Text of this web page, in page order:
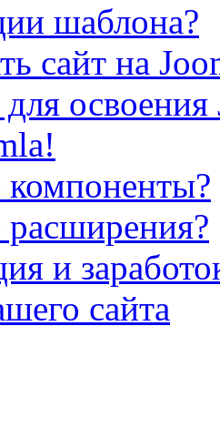
шаблона?
сайт на
освоения
компоненты?
расширения?
и
сайта